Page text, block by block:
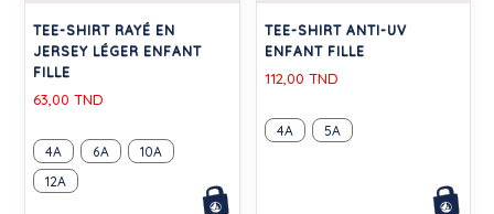
TEE-SHIRT RAYÉ EN
JERSEY LÉGER ENFANT
FILLE
63,00 TND
4A 6A
10A
12A
TEE-SHIRT ANTI-UV
ENFANT FILLE
112,00 TND
4A 5A